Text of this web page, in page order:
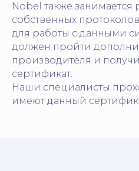
Nobel также занимается
собственных
для работы с данными
должен пройти
производителя и
сертификат.
Наши специалисты
имеют данный